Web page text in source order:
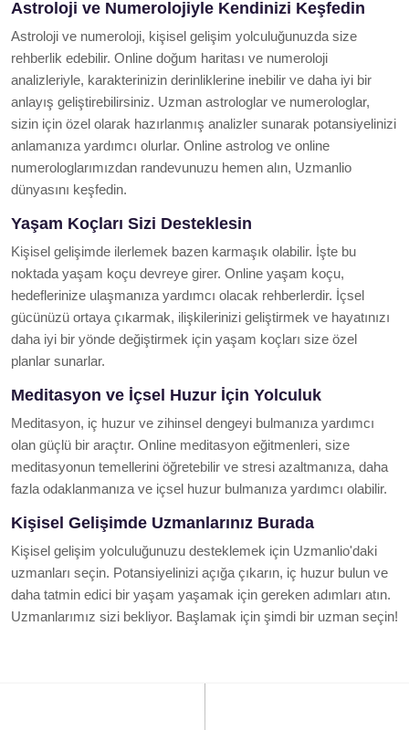
Astroloji ve Numerolojiyle Kendinizi Keşfedin
Astroloji ve numeroloji, kişisel gelişim yolculuğunuzda size
rehberlik edebilir. Online doğum haritası ve numeroloji
analizleriyle, karakterinizin derinliklerine inebilir ve daha iyi bir
anlayış geliştirebilirsiniz. Uzman astrologlar ve numerologlar,
sizin için özel olarak hazırlanmış analizler sunarak potansiyelinizi
anlamanıza yardımcı olurlar. Online astrolog ve online
numerologlarımızdan randevunuzu hemen alın, Uzmanlio
dünyasını keşfedin.
Yaşam Koçları Sizi Desteklesin
Kişisel gelişimde ilerlemek bazen karmaşık olabilir. İşte bu
noktada yaşam koçu devreye girer. Online yaşam koçu,
hedeflerinize ulaşmanıza yardımcı olacak rehberlerdir. İçsel
gücünüzü ortaya çıkarmak, ilişkilerinizi geliştirmek ve hayatınızı
daha iyi bir yönde değiştirmek için yaşam koçları size özel
planlar sunarlar.
Meditasyon ve İçsel Huzur İçin Yolculuk
Meditasyon, iç huzur ve zihinsel dengeyi bulmanıza yardımcı
olan güçlü bir araçtır. Online meditasyon eğitmenleri, size
meditasyonun temellerini öğretebilir ve stresi azaltmanıza, daha
fazla odaklanmanıza ve içsel huzur bulmanıza yardımcı olabilir.
Kişisel Gelişimde Uzmanlarınız Burada
Kişisel gelişim yolculuğunuzu desteklemek için Uzmanlio'daki
uzmanları seçin. Potansiyelinizi açığa çıkarın, iç huzur bulun ve
daha tatmin edici bir yaşam yaşamak için gereken adımları atın.
Uzmanlarımız sizi bekliyor. Başlamak için şimdi bir uzman seçin!